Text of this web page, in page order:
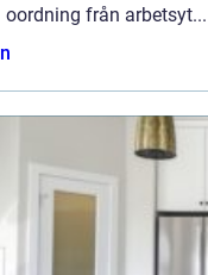
oordning från arbetsyt...